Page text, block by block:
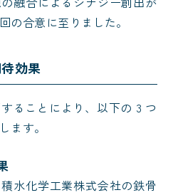
の合意に至りました。
効果
ることにより、以下の 3 つ
ます。
水化学工業株式会社の鉄骨